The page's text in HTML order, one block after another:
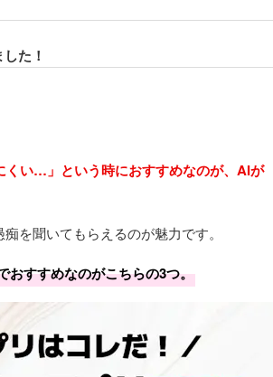
た！
くい…」という時におすすめなのが、AIが
を聞いてもらえるのが魅力です。
おすすめなのがこちらの3つ。